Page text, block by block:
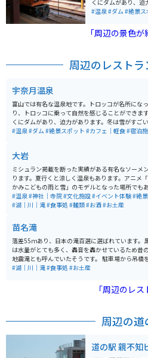
囲気を持つこの湖は
くにダムがあり、
が、絶景です。
#温泉#ダム#絶景ス
「周辺の景色
周辺のレストラ
宇奈月温泉
富山では有名な温泉地です。トロッコが名所にな
り、トロッコに乗って自然を感じることができま
くにダムがあり、迫力があります。冬は雪がすご
が、絶景です。
#温泉#ダム#絶景スポット #カフェ｜軽食#宿泊
大岩
ミシュラン掲載を断った実績がある有名なソーメ
ります。夏行くと涼しく温泉もあります。アニメ
かみこどもの雨と雪」のモデルとなった場所でも
す。 滝に打たれる体験もできます。山菜料理やかき氷も
おいしく、お土産にあんころ餅がオススメです。近
#温泉#神社｜寺院#文化施設#イベント体験#絶
#湖｜川｜滝#食事処 #麺類#お酒#お土産
苗名滝
落差55ｍあり、日本の滝百選に選ばれています。
は水量がとても多く、轟音を轟かせているため昔
地震滝とも呼んでいたそうです。 駐車場から吊橋
徒歩で約15分程です。雪解けの季節5月～8月は水
#湖｜川｜滝#食事処 #お土産
「周辺のレ
周辺の道
道の駅 親不知